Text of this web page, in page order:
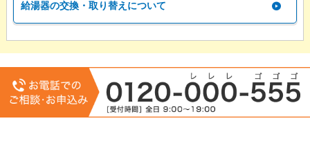
給湯器の交換・取り替えについて